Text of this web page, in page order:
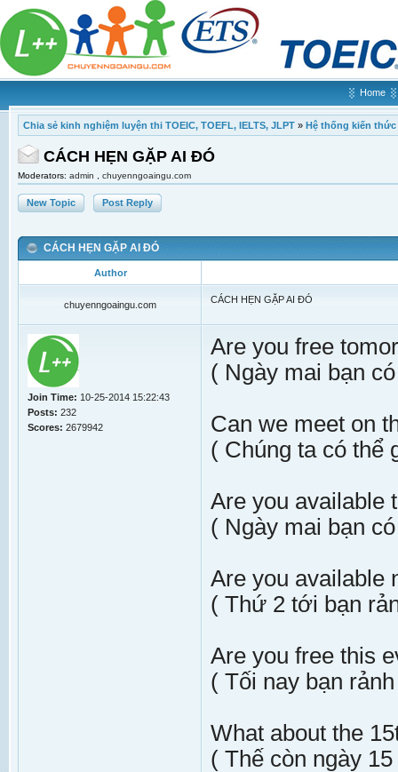
Home
Chia sẻ kinh nghiệm luyện thi TOEIC, TOEFL, IELTS, JLPT » Hệ thống kiến thức
CÁCH HẸN GẶP AI ĐÓ
Moderators: admin chuyenngoaingu.com
New Topic Post Reply
CÁCH HẸN GẶP AI ĐÓ
Author
chuyenngoaingu.com CÁCH HẸN GẶP AI ĐÓ
Join Time: 10-25-2014 15:22:43
Posts: 232
Scores: 2679942
Are you free
( Ngày mai bạn
Can we meet on
( Chúng ta có thể
Are you available
( Ngày mai bạn
Are you available
( Thứ 2 tới bạn
Are you free this
( Tối nay bạn
What about the
( Thế còn ngày